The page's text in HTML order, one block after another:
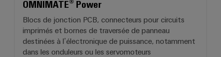
OMNIMATE® Power
Blocs de jonction PCB, connecteurs pour circuits
imprimés et bornes de traversée de panneau
destinées à l’électronique de puissance, notamment
dans les onduleurs ou les servomoteurs